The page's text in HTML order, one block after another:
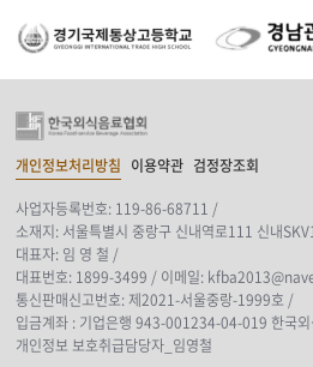
개인정보처리방침 이용약관 검정장조회
사업자등록번호: 119-86-68711 /
소재지: 서울특별시 중랑구 신내역로111 신내
대표자: 임 영 철 /
대표번호: 1899-3499 / 이메일:
통신판매신고번호: 제2021-서울중랑-1999호 /
입금계좌 : 기업은행 943-001234-04-019 한국외
개인정보 보호취급담당자_임영철